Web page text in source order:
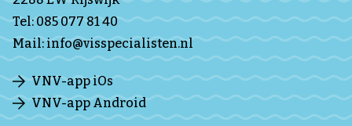
Tel:085 077 81 40
Mail:info@visspecialisten.nl
VNV-app iOs
VNV-app Android